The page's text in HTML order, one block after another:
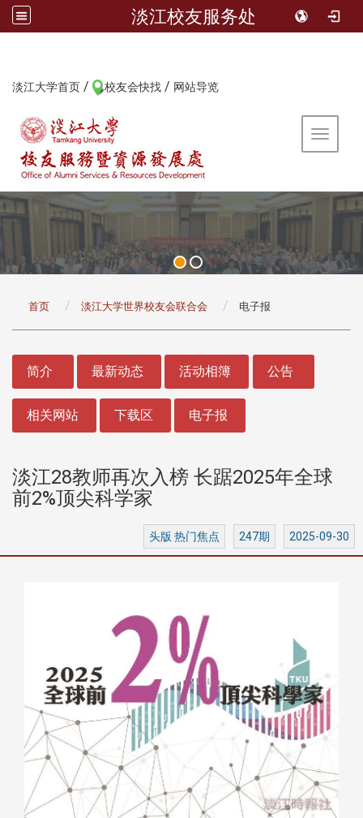
淡江校友服务处
淡江大学首页 / 校友会快找 / 网站导览
Toggle
首页 淡江大学世界校友会联合会 电子报
简介 最新动态 活动相簿 公告
相关网站 下载区 电子报
淡江28教师再次入榜 长踞2025年全球
前2%顶尖科学家
头版 热门焦点 247期 2025-09-30